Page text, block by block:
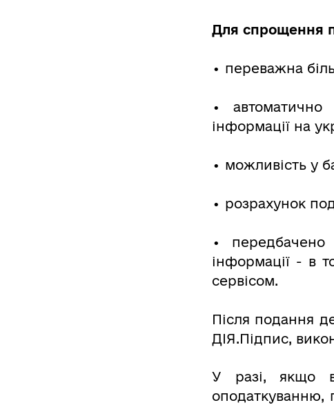
Для спрощення
• переважна
• автоматично
інформації на
• можливість у
• розрахунок
• передбачено
інформації - в
сервісом.
Після подання
ДІЯ.Підпис,
У разі, якщо
оподаткуванню,